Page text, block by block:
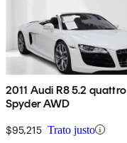
2011 Audi R8 5.2 quattro
Spyder AWD
$95,215 Trato justo